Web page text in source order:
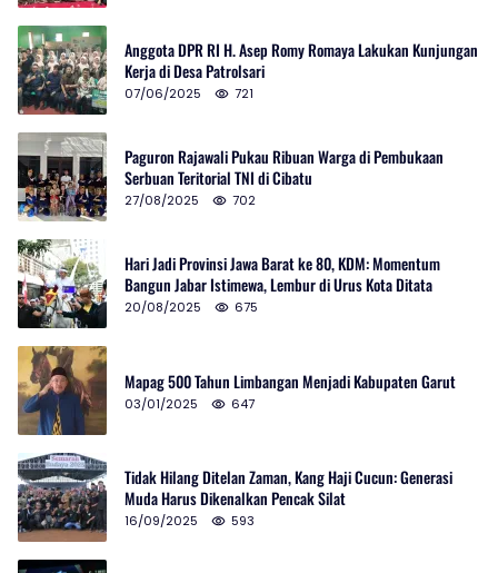
Anggota DPR RI H. Asep Romy Romaya Lakukan Kunjungan
Kerja di Desa Patrolsari
07/06/2025 721
Paguron Rajawali Pukau Ribuan Warga di Pembukaan
Serbuan Teritorial TNI di Cibatu
27/08/2025 702
Hari Jadi Provinsi Jawa Barat ke 80, KDM: Momentum
Bangun Jabar Istimewa, Lembur di Urus Kota Ditata
20/08/2025 675
Mapag 500 Tahun Limbangan Menjadi Kabupaten Garut
03/01/2025 647
Tidak Hilang Ditelan Zaman, Kang Haji Cucun: Generasi
Muda Harus Dikenalkan Pencak Silat
16/09/2025 593